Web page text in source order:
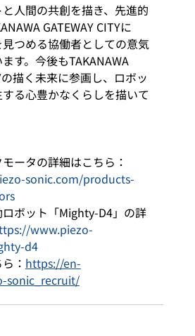
人間の共創を描き、先進的
GATEWAY CITYに
つめる協働者としての意気
す。今後もTAKANAWA
の描く未来に参画し、ロボッ
する心豊かなくらしを描いて
ータの詳細はこちら：
sonic.com/products-
ボット「Mighty-D4」の詳
www.piezo-
d4
： https://en-
sonic_recruit/